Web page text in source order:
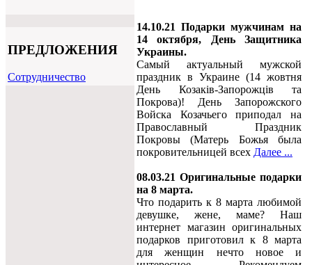
ПРЕДЛОЖЕНИЯ
Cотрудничество
14.10.21 Подарки мужчинам на
14 октября, День Защитника
Украины.
Самый актуальный мужской
праздник в Украине (14 жовтня
День Козаків-Запорожців та
Покрова)! День Запорожского
Войска Козачьего приподал на
Православный Праздник
Покровы (Матерь Божья была
покровительницей всех Далее ...
08.03.21 Оригинальные подарки
на 8 марта.
Что подарить к 8 марта любимой
девушке, жене, маме? Наш
интернет магазин оригинальных
подарков приготовил к 8 марта
для женщин нечто новое и